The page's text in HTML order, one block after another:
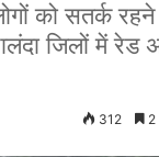
को सतर्क
जिलों में रेड
312 2